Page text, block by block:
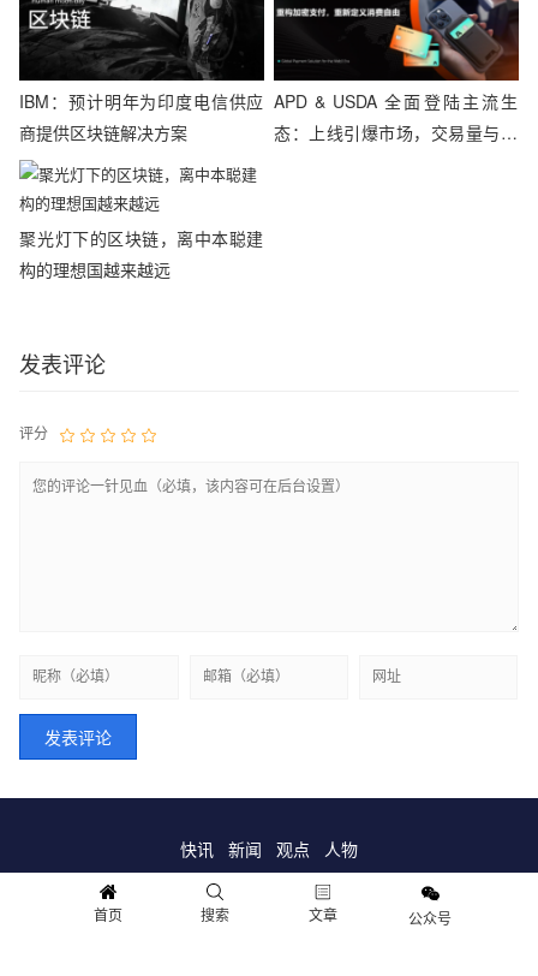
IBM：预计明年为印度电信供应
商提供区块链解决方案
APD & USDA 全面登陆主流生
态：上线引爆市场，交易量与热
聚光灯下的区块链，离中本聪建
构的理想国越来越远
发表评论
评分
快讯 新闻 观点
人物
Copyright © 2018-2021 情报财经.保留所有权利
首页 搜索 文章 公众号